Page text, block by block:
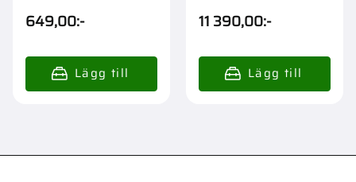
649,00:- 11 390,00:-